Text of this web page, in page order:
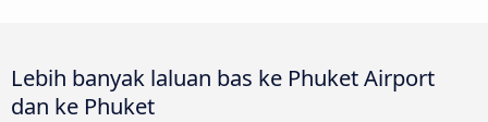
Lebih banyak laluan bas ke Phuket Airport
dan ke Phuket